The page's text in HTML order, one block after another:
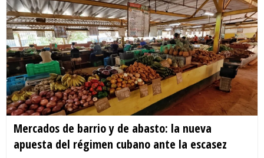
Mercados de barrio y de abasto: la nueva
apuesta del régimen cubano ante la escasez